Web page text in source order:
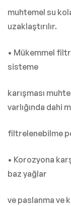
muhtemel su
uzaklaştırılır.
• Mükemmel
sisteme
karışması
varlığında dahi
filtrelenebilme
• Korozyona
baz yağlar
ve paslanma ve